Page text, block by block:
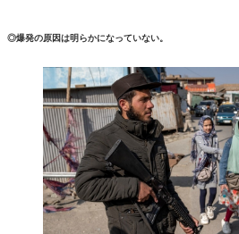
◎爆発の原因は明らかになっていない。